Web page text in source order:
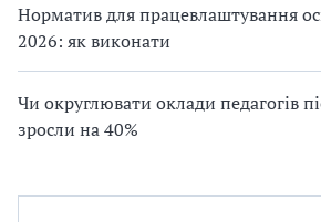
Норматив для працевлаштування
2026: як виконати
Чи округлювати оклади педагогів
зросли на 40%